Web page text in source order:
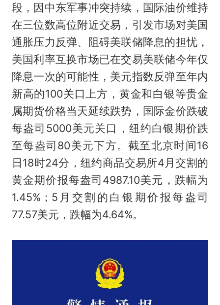
段，因中东军事冲突持续，国际油价维持
在三位数高位附近交易，引发市场对美国
通胀压力反弹、阻碍美联储降息的担忧，
美国利率互换市场已在交易美联储今年仅
降息一次的可能性，美元指数反弹至年内
新高的100关口上方，黄金和白银等贵金
属期货价格当天延续跌势，国际金价跌破
每盎司5000美元关口，纽约白银期价跌
至每盎司80美元下方。截至北京时间16
日18时24分，纽约商品交易所4月交割的
黄金期价报每盎司4987.10美元，跌幅为
1.45%；5月交割的白银期价报每盎司
77.57美元，跌幅为4.64%。